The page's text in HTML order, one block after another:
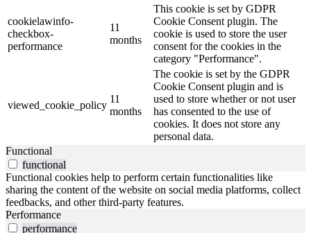
cookielawinfo-
checkbox-
performance
11
months
This cookie is set by GDPR
Cookie Consent plugin. The
cookie is used to store the user
consent for the cookies in the
category "Performance".
viewed_cookie_policy
11
months
The cookie is set by the GDPR
Cookie Consent plugin and is
used to store whether or not user
has consented to the use of
cookies. It does not store any
personal data.
Functional
functional
Functional cookies help to perform certain functionalities like
sharing the content of the website on social media platforms, collect
feedbacks, and other third-party features.
Performance
performance